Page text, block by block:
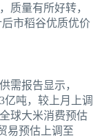
质量有所好转，
市稻谷优质优价
需报告显示，
亿吨，较上月上调
球大米消费预估
易预估上调至